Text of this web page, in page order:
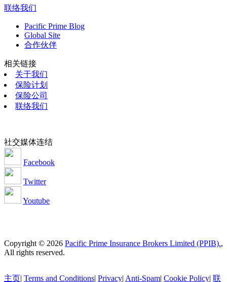
联络我们
Pacific Prime Blog
Global Site
合作伙伴
相关链接
关于我们
保险计划
保险公司
联络我们
社交媒体连结
Facebook
Twitter
Youtube
Copyright © 2026 Pacific Prime Insurance Brokers Limited (PPIB).,
All rights reserved.
主页| Terms and Conditions| Privacy| Anti-Spam| Cookie Policy| 联